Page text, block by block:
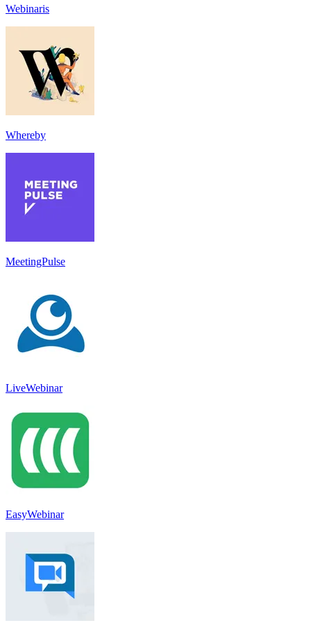
Webinaris
Whereby
MeetingPulse
LiveWebinar
EasyWebinar